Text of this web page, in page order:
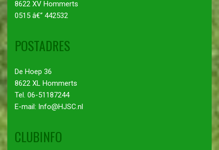
8622 XV Hommerts
0515 â€“ 442532
POSTADRES
De Hoep 36
8622 XL Hommerts
Tel. 06-51187244
E-mail: Info@HJSC.nl
CLUBINFO